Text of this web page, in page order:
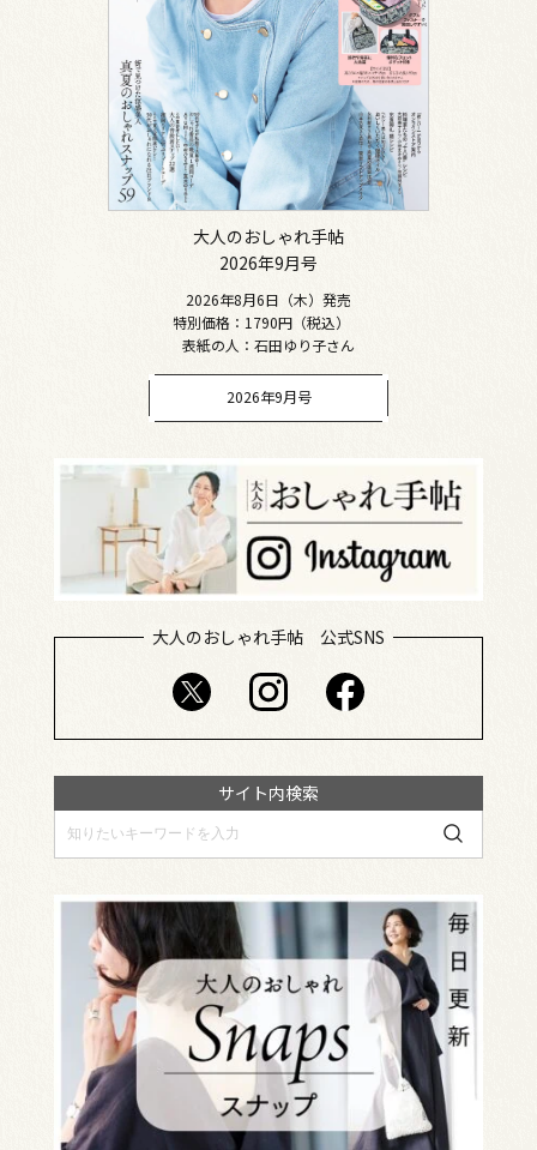
大人のおしゃれ手帖
2026年9月号
2026年8月6日（木）発売
特別価格：1790円（税込）
表紙の人：石田ゆり子さん
2026年9月号
大人のおしゃれ手帖 公式SNS
サイト内検索